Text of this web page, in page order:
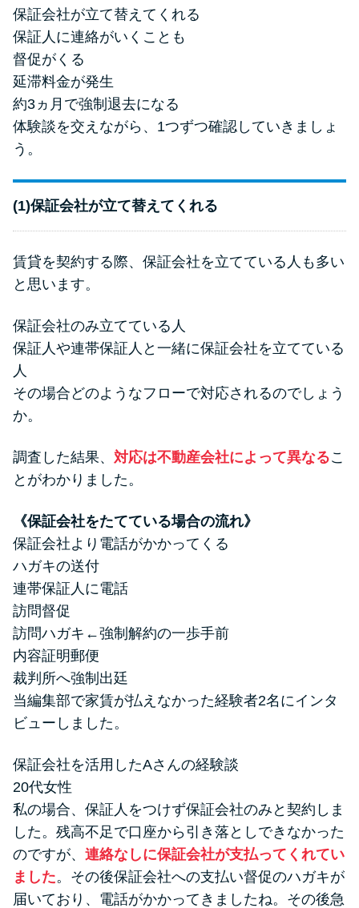
保証会社が立て替えてくれる
保証人に連絡がいくことも
督促がくる
延滞料金が発生
約3ヵ月で強制退去になる
体験談を交えながら、1つずつ確認していきましょ
う。
(1)保証会社が立て替えてくれる
賃貸を契約する際、保証会社を立てている人も多い
と思います。
保証会社のみ立てている人
保証人や連帯保証人と一緒に保証会社を立てている
人
その場合どのようなフローで対応されるのでしょう
か。
調査した結果、 対応は不動産会社によって異なるこ
とがわかりました。
《保証会社をたてている場合の流れ》
保証会社より電話がかかってくる
ハガキの送付
連帯保証人に電話
訪問督促
訪問ハガキ←強制解約の一歩手前
内容証明郵便
裁判所へ強制出廷
当編集部で家賃が払えなかった経験者2名にインタ
ビューしました。
保証会社を活用したAさんの経験談
20代女性
私の場合、保証人をつけず保証会社のみと契約しま
した。残高不足で口座から引き落としできなかった
のですが、 連絡なしに保証会社が支払ってくれてい
ました。その後保証会社への支払い督促のハガキが
届いており、電話がかかってきましたね。その後急